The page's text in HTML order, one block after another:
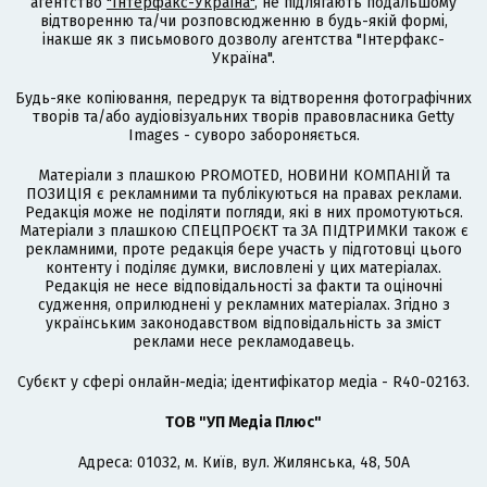
відтворенню та/чи розповсюдженню в будь-якій формі,
інакше як з письмового дозволу агентства "Інтерфакс-
Україна".
Будь-яке копіювання, передрук та відтворення фотографічних
творів та/або аудіовізуальних творів правовласника Getty
Images - суворо забороняється.
Матеріали з плашкою PROMOTED, НОВИНИ КОМПАНІЙ та
ПОЗИЦІЯ є рекламними та публікуються на правах реклами.
Редакція може не поділяти погляди, які в них промотуються.
Матеріали з плашкою СПЕЦПРОЄКТ та ЗА ПІДТРИМКИ також є
рекламними, проте редакція бере участь у підготовці цього
контенту і поділяє думки, висловлені у цих матеріалах.
Редакція не несе відповідальності за факти та оціночні
судження, оприлюднені у рекламних матеріалах. Згідно з
українським законодавством відповідальність за зміст
реклами несе рекламодавець.
Cубєкт у сфері онлайн-медіа; ідентифікатор медіа - R40-02163.
ТОВ "УП Медіа Плюс"
Адреса: 01032, м. Київ, вул. Жилянська, 48, 50А